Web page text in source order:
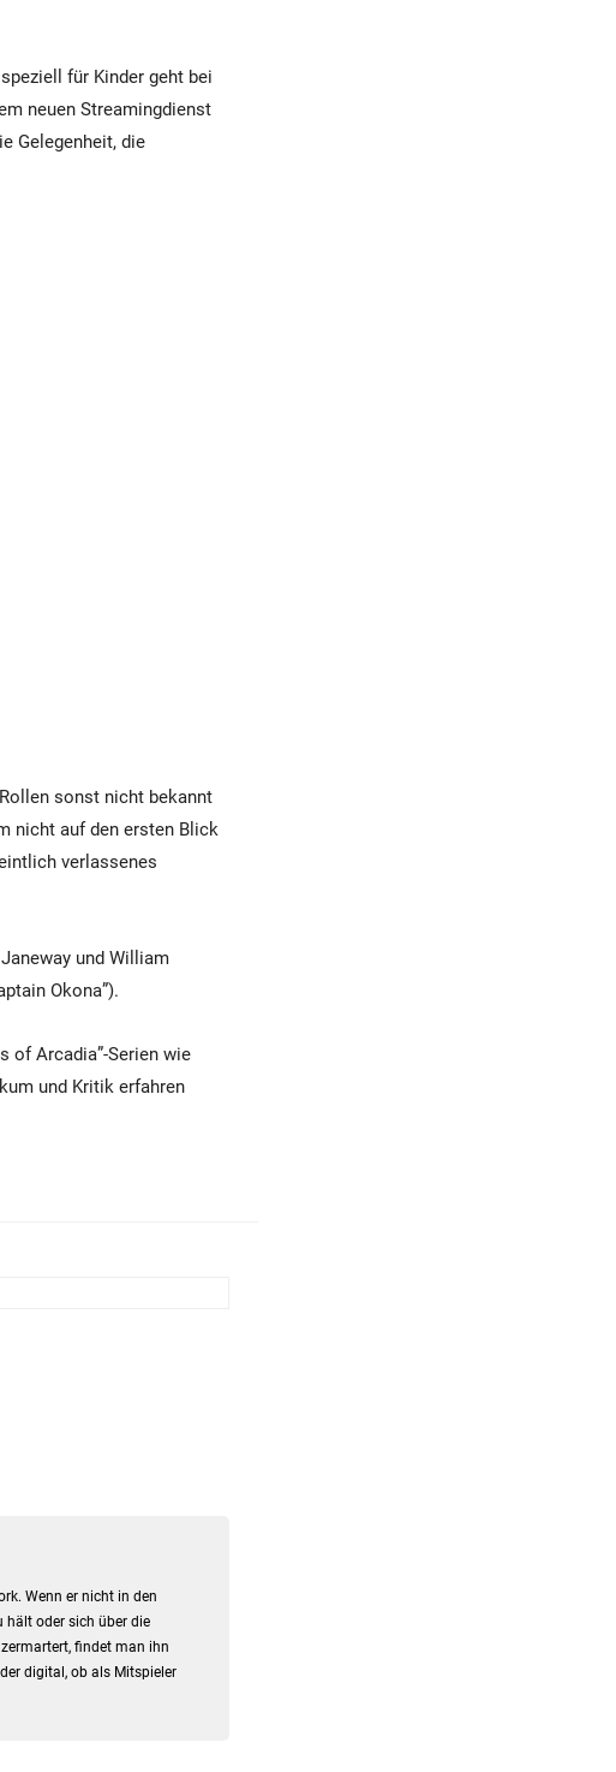
für Kinder geht bei
neuen Streamingdienst
Gelegenheit, die
sonst nicht bekannt
nicht auf den ersten Blick
verlassenes
und William
Okona”).
of Arcadia”-Serien wie
und Kritik erfahren
Wenn er nicht in den
oder sich über die
findet man ihn
digital, ob als Mitspieler